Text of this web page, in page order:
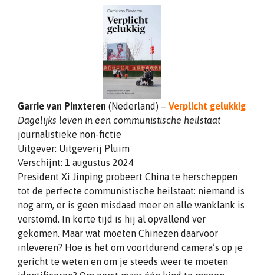
Garrie van Pinxteren (Nederland) – Verplicht gelukkig
Dagelijks leven in een communistische heilstaat
journalistieke non-fictie
Uitgever: Uitgeverij Pluim
Verschijnt: 1 augustus 2024
President Xi Jinping probeert China te herscheppen
tot de perfecte communistische heilstaat: niemand is
nog arm, er is geen misdaad meer en alle wanklank is
verstomd. In korte tijd is hij al opvallend ver
gekomen. Maar wat moeten Chinezen daarvoor
inleveren? Hoe is het om voortdurend camera’s op je
gericht te weten en om je steeds weer te moeten